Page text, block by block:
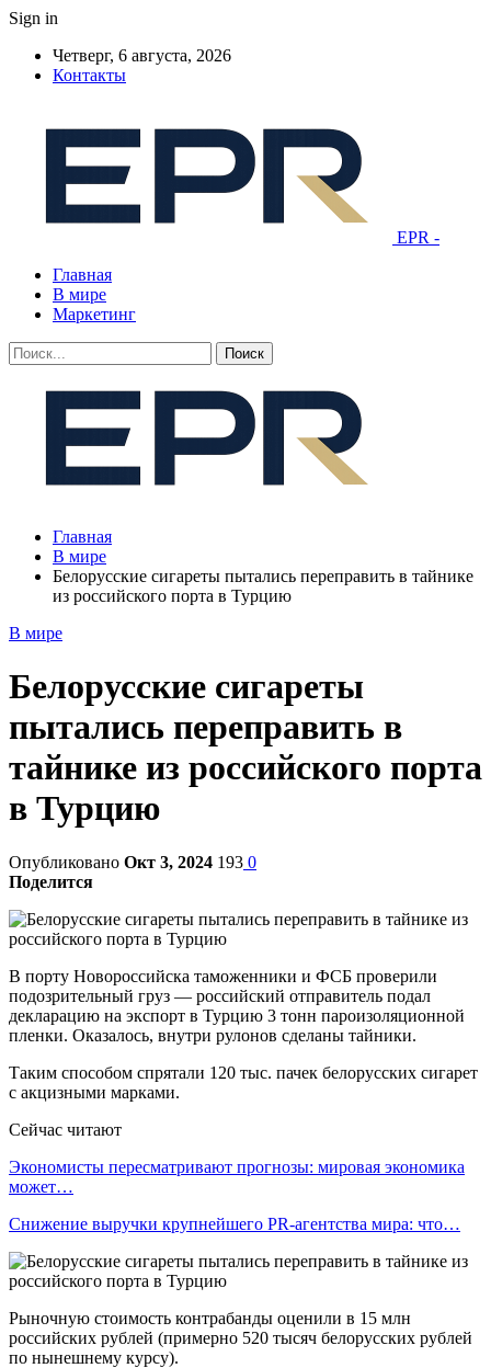
Sign in
Четверг, 6 августа, 2026
Контакты
EPR -
Главная
В мире
Маркетинг
Главная
В мире
Белорусские сигареты пытались переправить в тайнике
из российского порта в Турцию
В мире
Белорусские сигареты
пытались переправить в
тайнике из российского порта
в Турцию
Опубликовано Окт 3, 2024 193 0
Поделится
В порту Новороссийска таможенники и ФСБ проверили
подозрительный груз — российский отправитель подал
декларацию на экспорт в Турцию 3 тонн пароизоляционной
пленки. Оказалось, внутри рулонов сделаны тайники.
Таким способом спрятали 120 тыс. пачек белорусских сигарет
с акцизными марками.
Сейчас читают
Экономисты пересматривают прогнозы: мировая экономика
может…
Снижение выручки крупнейшего PR-агентства мира: что…
Рыночную стоимость контрабанды оценили в 15 млн
российских рублей (примерно 520 тысяч белорусских рублей
по нынешнему курсу).